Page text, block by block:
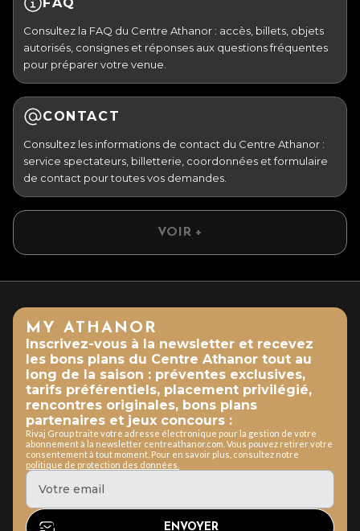
Consultez la FAQ du Centre Athanor : accès, billets, objets
autorisés, consignes et réponses aux questions fréquentes
pour préparer votre venue.
CONTACT
Consultez les informations de contact du Centre Athanor :
service spectateurs, billetterie, coordonnées et formulaire
de contact pour toutes vos demandes.
VOIR +
MY ATHANOR
Inscrivez-vous à la newsletter et recevez
les bons plans du Centre Athanor tout au
long de la saison : préventes exclusives,
tarifs préférentiels, placement privilégié,
rencontres originales, bons plans
partenaires et jeux concours :
Rivaj Group traite votre adresse électronique pour la gestion de votre
abonnement à la newsletter centreathanor.com. Vous pouvez retirer votre
consentement à tout moment. Pour en savoir plus, consultez notre
politique de protection des données.